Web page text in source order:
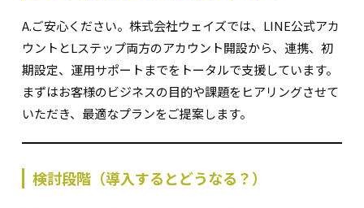
A.ご安心ください。株式会社ウェイズでは、LINE公式アカ
ウントとLステップ両方のアカウント開設から、連携、初
期設定、運用サポートまでをトータルで支援しています。
まずはお客様のビジネスの目的や課題をヒアリングさせて
いただき、最適なプランをご提案します。
検討段階（導入するとどうなる？）